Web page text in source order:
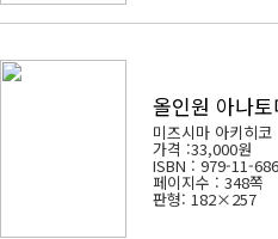
올인원 아나토
미즈시마 아키히코
가격 :33,000원
ISBN : 979-11-
페이지수 : 348쪽
판형: 182×257